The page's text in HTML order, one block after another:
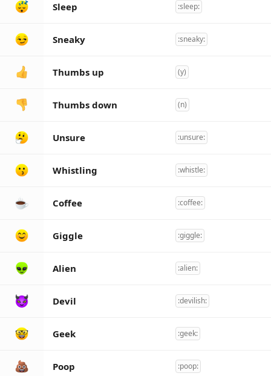
Sleep :sleep:
Sneaky :sneaky:
Thumbs up (y)
Thumbs down (n)
Unsure :unsure:
Whistling :whistle:
Coffee :coffee:
Giggle :giggle:
Alien :alien:
Devil :devilish:
Geek :geek:
Poop :poop: